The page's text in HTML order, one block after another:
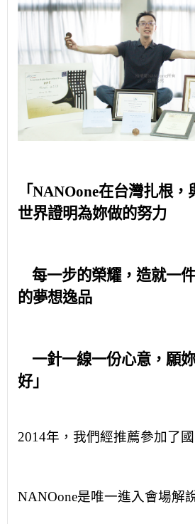
「NANOone在台灣扎根，
世界證明為妳做的努力
每一步的榮耀，造就一
的夢想逸品
一針一線一份心意，願
好」
2014年，我們經推薦參加了國
NANOone是唯一進入會場解